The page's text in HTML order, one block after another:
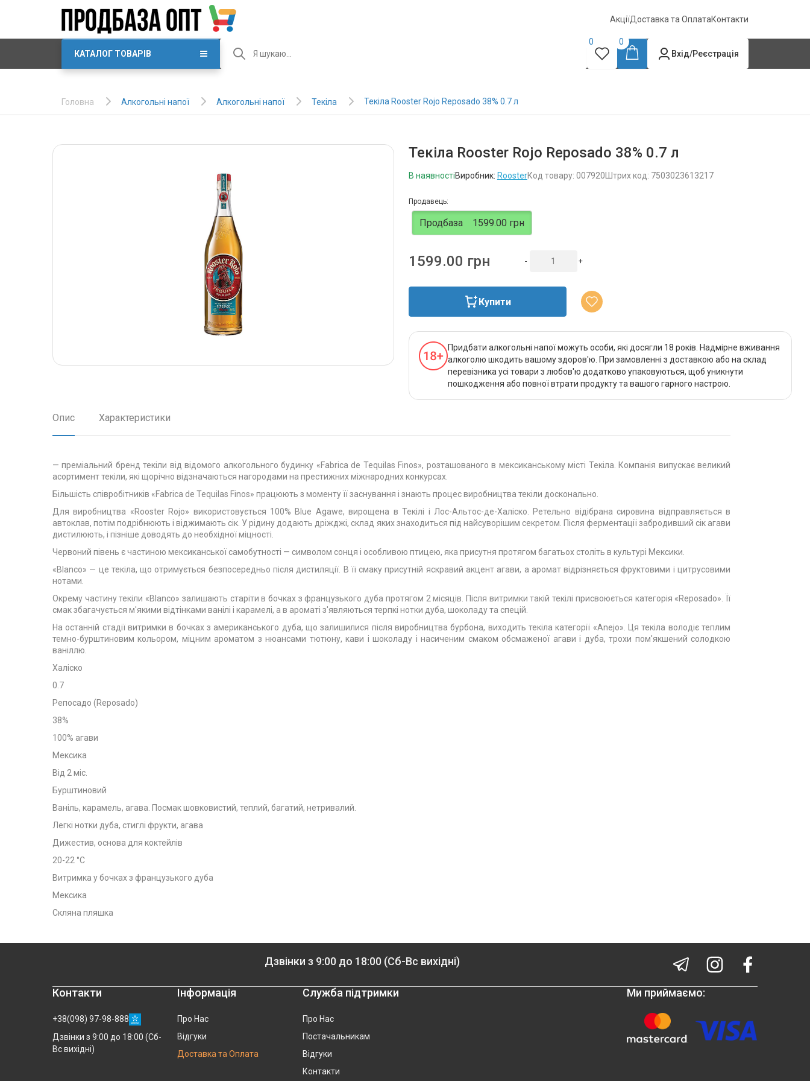
АкціїДоставка та ОплатаКонтакти
КАТАЛОГ ТОВАРІВ
0
0
Вхід/Реєстрація
Головна Алкогольні напої Алкогольні напої Текіла Текіла Rooster Rojo Reposado 38% 0.7 л
Текіла Rooster Rojo Reposado 38% 0.7 л
В наявностіВиробник: RoosterКод товару: 007920 Штрих код: 7503023613217
Продавець:
Продбаза 1599.00 грн
1599.00 грн - +
Купити
Придбати алкогольні напої можуть особи, які досягли 18 років. Надмірне вживання
алкоголю шкодить вашому здоров'ю. При замовленні з доставкою або на склад
перевізника усі товари з любов'ю додатково упаковуються, щоб уникнути
пошкодження або повної втрати продукту та вашого гарного настрою.
Опис Характеристики
— преміальний бренд текіли від відомого алкогольного будинку «Fabrica de Tequilas Finos», розташованого в мексиканському місті Текіла. Компанія випускає великий
асортимент текіли, які щорічно відзначаються нагородами на престижних міжнародних конкурсах.
Більшість співробітників «Fabrica de Tequilas Finos» працюють з моменту її заснування і знають процес виробництва текіли досконально.
Для виробництва «Rooster Rojo» використовується 100% Blue Agawe, вирощена в Текілі і Лос-Альтос-де-Халіско. Ретельно відібрана сировина відправляється в
автоклав, потім подрібнюють і віджимають сік. У рідину додають дріжджі, склад яких знаходиться під найсуворішим секретом. Після ферментації забродивший сік агави
дистилюють, і пізніше доводять до необхідної міцності.
Червоний півень є частиною мексиканської самобутності — символом сонця і особливою птицею, яка присутня протягом багатьох століть в культурі Мексики.
«Blanco» — це текіла, що отримується безпосередньо після дистиляції. В її смаку присутній яскравий акцент агави, а аромат відрізняється фруктовими і цитрусовими
нотами.
Окрему частину текіли «Blanco» залишають старіти в бочках з французького дуба протягом 2 місяців. Після витримки такій текілі присвоюється категорія «Reposado». Її
смак збагачується м'якими відтінками ванілі і карамелі, а в ароматі з'являються терпкі нотки дуба, шоколаду та спецій.
На останній стадії витримки в бочках з американського дуба, що залишилися після виробництва бурбона, виходить текіла категорії «Anejo». Ця текіла володіє теплим
темно-бурштиновим кольором, міцним ароматом з нюансами тютюну, кави і шоколаду і насиченим смаком обсмаженої агави і дуба, трохи пом'якшений солодкою
ваніллю.
Халіско
0.7
Репосадо (Reposado)
38%
100% агави
Мексика
Від 2 міс.
Бурштиновий
Ваніль, карамель, агава. Посмак шовковистий, теплий, багатий, нетривалий.
Легкі нотки дуба, стиглі фрукти, агава
Дижестив, основа для коктейлів
20-22 °C
Витримка у бочках з французького дуба
Мексика
Скляна пляшка
Дзвінки з 9:00 до 18:00 (Сб-Вс вихідні)
Контакти
+38(098) 97-98-888
Дзвінки з 9:00 до 18:00 (Сб-
Вс вихідні)
Інформація
Про Нас
Відгуки
Доставка та Оплата
Служба підтримки
Про Нас
Постачальникам
Відгуки
Контакти
Ми приймаємо: